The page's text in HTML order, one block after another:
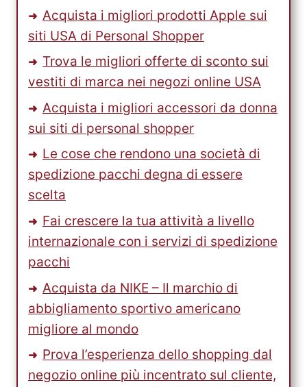
Acquista i migliori prodotti Apple sui
siti USA di Personal Shopper
Trova le migliori offerte di sconto sui
vestiti di marca nei negozi online USA
Acquista i migliori accessori da donna
sui siti di personal shopper
Le cose che rendono una società di
spedizione pacchi degna di essere
scelta
Fai crescere la tua attività a livello
internazionale con i servizi di spedizione
pacchi
Acquista da NIKE – Il marchio di
abbigliamento sportivo americano
migliore al mondo
Prova l’esperienza dello shopping dal
negozio online più incentrato sul cliente,